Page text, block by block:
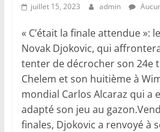
juillet 15, 2023 admin
« C’était la finale attendue »:
Novak Djokovic, qui
tenter de décrocher son 24e
Chelem et son huitième à
mondial Carlos Alcaraz qui
adapté son jeu au
finales, Djokovic a renvoyé à